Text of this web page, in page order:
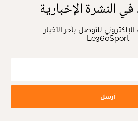
في النشرة الإخبارية
للتوصل بآخر الأخبار
Le360Sport
أرسل